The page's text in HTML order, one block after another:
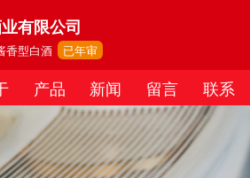
有限公司
香型白酒 已年审
产品 新闻 留言 联系